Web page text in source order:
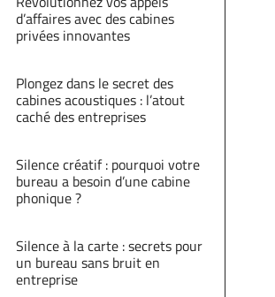
d’affaires avec des cabines
privées innovantes
Plongez dans le secret des
cabines acoustiques : l’atout
caché des entreprises
Silence créatif : pourquoi votre
bureau a besoin d’une cabine
phonique ?
Silence à la carte : secrets pour
un bureau sans bruit en
entreprise